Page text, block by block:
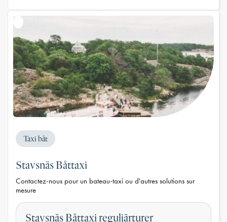
Taxi båt
Stavsnäs Båttaxi
Contactez-nous pour un bateau-taxi ou d'autres solutions sur
mesure
Stavsnäs Båttaxi reguljärturer